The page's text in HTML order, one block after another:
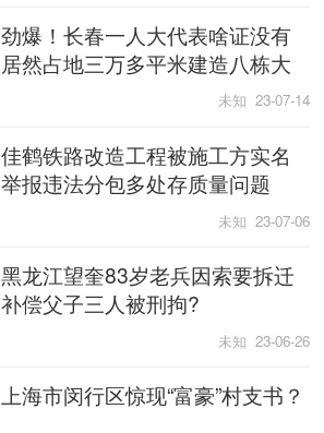
劲爆！长春一人大代表啥证没有
居然占地三万多平米建造八栋大
未知 23-07-14
佳鹤铁路改造工程被施工方实名
举报违法分包多处存质量问题
未知 23-07-06
黑龙江望奎83岁老兵因索要拆迁
补偿父子三人被刑拘?
未知 23-06-26
上海市闵行区惊现“富豪”村支书？